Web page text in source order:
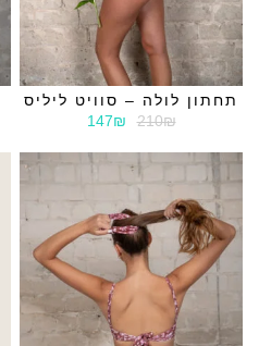
תחתון לולה – סוויט ליליס
210₪
147₪